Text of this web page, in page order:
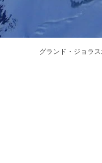
グランド・ジョラ